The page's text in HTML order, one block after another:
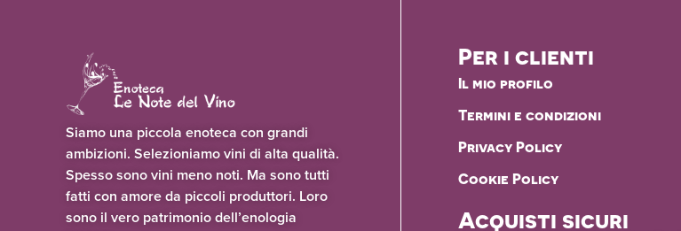
Siamo una piccola enoteca con grandi
ambizioni. Selezioniamo vini di alta qualità.
Spesso sono vini meno noti. Ma sono tutti
fatti con amore da piccoli produttori. Loro
sono il vero patrimonio dell’enologia
Per i clienti
Il mio profilo
Termini e condizioni
Privacy Policy
Cookie Policy
Acquisti sicuri